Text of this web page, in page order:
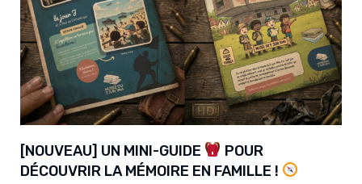
[NOUVEAU] UN MINI-GUIDE
POUR
DÉCOUVRIR LA MÉMOIRE EN FAMILLE !